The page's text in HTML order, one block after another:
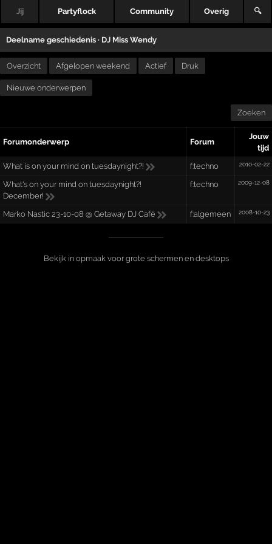
Jij Partyflock Community Overig 🔍
Deelname geschiedenis · DJ Miss Wendy
Overzicht Afgelopen weekend Actief Druk
Nieuwe onderwerpen
Zoeken
Forumonderwerp Forum
Jouw
tijd
What is on your mind on tuesdaynight?!
f:techno 2010-02-22
What's on your mind on tuesdaynight?!
December!
f:techno 2009-12-08
Marko Nastic 23-10-08 @ Getaway DJ Café f:algemeen 2008-10-23
Bekijk in opmaak voor grote schermen en desktops